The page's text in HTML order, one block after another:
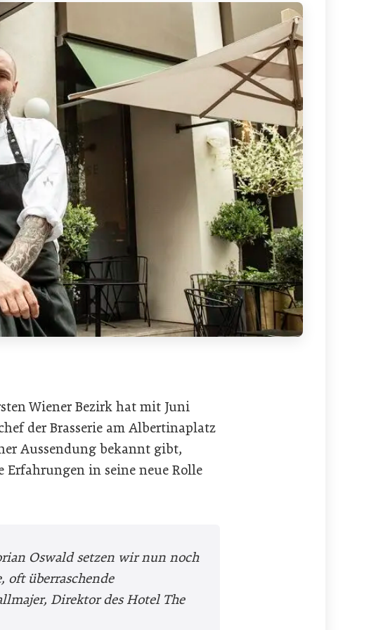
Wiener Bezirk hat mit Juni
der Brasserie am Albertinaplatz
Aussendung bekannt gibt,
in seine neue Rolle
Oswald setzen wir nun noch
überraschende
Direktor des Hotel The